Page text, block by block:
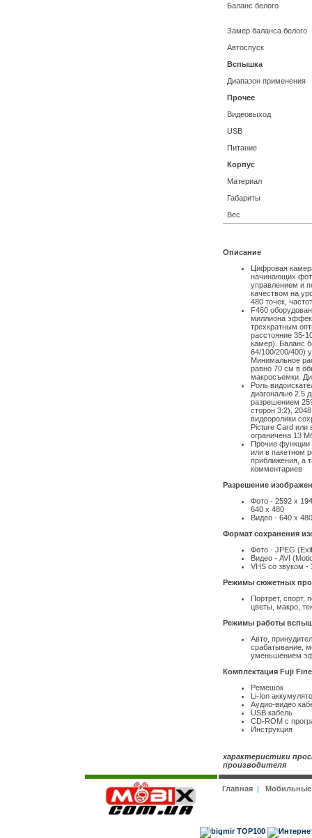
Баланс белого
Замер баланса белого
Автоспуск
Вспышка
Диапазон применения
Прочее
Видеовыход
USB
Питание
Корпус
Материал
Габариты
Вес
Описание
Цифровая
начинающих
управлением и
качеством на
480 точек,
F460
миллиона
трехкратным
расстояние 35-
камер). Баланс
64/100/200/400)
Минимальное
равно 70 см в
макросъемки.
Роль
диагональю 2.5
разрешением
сторон 3:2),
видеоролики
Picture Card или
ограничена 13
Прочие функции
или в пакетном
приближения, а
комментариев
Разрешение
Фото - 2592 x
640 x 480
Видео - 640 x 480
Формат сохранения
Фото - JPEG
Видео - AVI
VHS со звуком -
Режимы сюжетных
Портрет, спорт,
цветы, макро,
Режимы работы
Авто,
срабатывание,
уменьшением
Комплектация Fuji
Ремешок
Li-Ion
Аудио-видео
USB кабель
CD-ROM с
Инструкция
характеристики
производителя
Главная|